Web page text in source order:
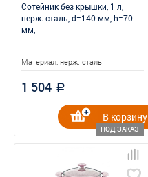
Сотейник без крышки, 1 л,
нерж. сталь, d=140 мм, h=70
мм,
Материал: нерж. сталь
1 504 a
ПОД ЗАКАЗ
В корзину